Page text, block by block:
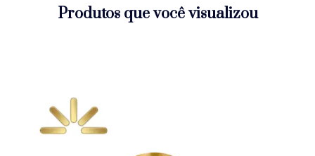
Produtos que você visualizou